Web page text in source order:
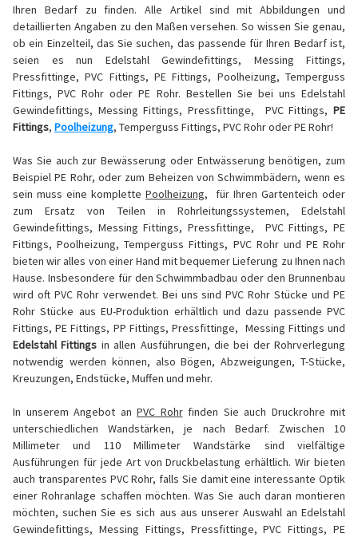
Ihren Bedarf zu finden. Alle Artikel sind mit Abbildungen und
detaillierten Angaben zu den Maßen versehen. So wissen Sie genau,
ob ein Einzelteil, das Sie suchen, das passende für Ihren Bedarf ist,
seien es nun Edelstahl Gewindefittings, Messing Fittings,
Pressfittinge, PVC Fittings, PE Fittings, Poolheizung, Temperguss
Fittings, PVC Rohr oder PE Rohr. Bestellen Sie bei uns Edelstahl
Gewindefittings, Messing Fittings, Pressfittinge, PVC Fittings, PE
Fittings, Poolheizung, Temperguss Fittings, PVC Rohr oder PE Rohr!
Was Sie auch zur Bewässerung oder Entwässerung benötigen, zum
Beispiel PE Rohr, oder zum Beheizen von Schwimmbädern, wenn es
sein muss eine komplette Poolheizung, für Ihren Gartenteich oder
zum Ersatz von Teilen in Rohrleitungssystemen, Edelstahl
Gewindefittings, Messing Fittings, Pressfittinge, PVC Fittings, PE
Fittings, Poolheizung, Temperguss Fittings, PVC Rohr und PE Rohr
bieten wir alles von einer Hand mit bequemer Lieferung zu Ihnen nach
Hause. Insbesondere für den Schwimmbadbau oder den Brunnenbau
wird oft PVC Rohr verwendet. Bei uns sind PVC Rohr Stücke und PE
Rohr Stücke aus EU-Produktion erhältlich und dazu passende PVC
Fittings, PE Fittings, PP Fittings, Pressfittinge, Messing Fittings und
Edelstahl Fittings in allen Ausführungen, die bei der Rohrverlegung
notwendig werden können, also Bögen, Abzweigungen, T-Stücke,
Kreuzungen, Endstücke, Muffen und mehr.
In unserem Angebot an PVC Rohrfinden Sie auch Druckrohre mit
unterschiedlichen Wandstärken, je nach Bedarf. Zwischen 10
Millimeter und 110 Millimeter Wandstärke sind vielfältige
Ausführungen für jede Art von Druckbelastung erhältlich. Wir bieten
auch transparentes PVC Rohr, falls Sie damit eine interessante Optik
einer Rohranlage schaffen möchten. Was Sie auch daran montieren
möchten, suchen Sie es sich aus aus unserer Auswahl an Edelstahl
Gewindefittings, Messing Fittings, Pressfittinge, PVC Fittings, PE